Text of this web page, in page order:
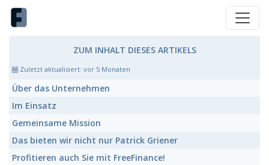
ZUM INHALT DIESES ARTIKELS
Zuletzt aktualisiert: vor 5 Monaten
Über das Unternehmen
Im Einsatz
Gemeinsame Mission
Das bieten wir nicht nur Patrick Griener
Profitieren auch Sie mit FreeFinance!